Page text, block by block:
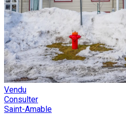
Vendu
Consulter
Saint-Amable